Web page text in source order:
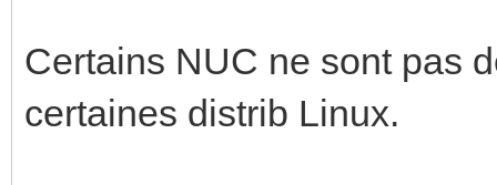
Certains NUC ne sont pas
certaines distrib Linux.